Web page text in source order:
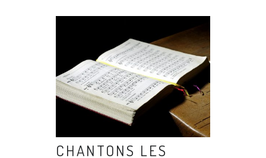
CHANTONS LES